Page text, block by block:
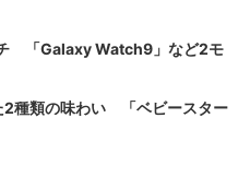
「Galaxy Watch9」など2モ
2種類の味わい 「ベビースター